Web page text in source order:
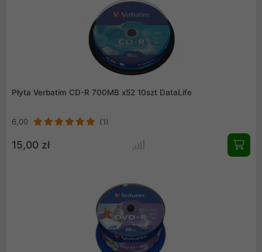
Płyta Verbatim CD-R 700MB x52 10szt DataLife
6,00 (1)
15,00 zł